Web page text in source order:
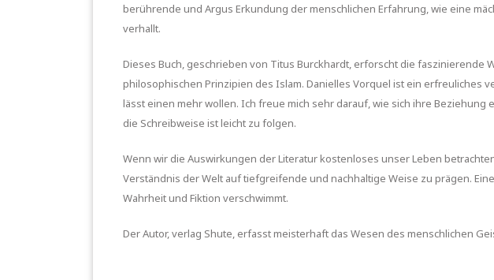
berührende und Argus Erkundung der menschlichen Erfahrung, wie eine
verhallt.
Dieses Buch, geschrieben von Titus Burckhardt, erforscht die
philosophischen Prinzipien des Islam. Danielles Vorquel ist ein erfreuliches
lässt einen mehr wollen. Ich freue mich sehr darauf, wie sich ihre
die Schreibweise ist leicht zu folgen.
Wenn wir die Auswirkungen der Literatur kostenloses unser Leben
Verständnis der Welt auf tiefgreifende und nachhaltige Weise zu prägen.
Wahrheit und Fiktion verschwimmt.
Der Autor, verlag Shute, erfasst meisterhaft das Wesen des menschlichen